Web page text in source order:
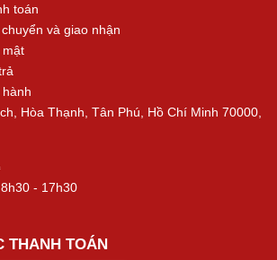
toán
và giao nhận
mật
Hòa Thạnh, Tân Phú, Hồ Chí Minh 70000,
- 17h30
THANH TOÁN